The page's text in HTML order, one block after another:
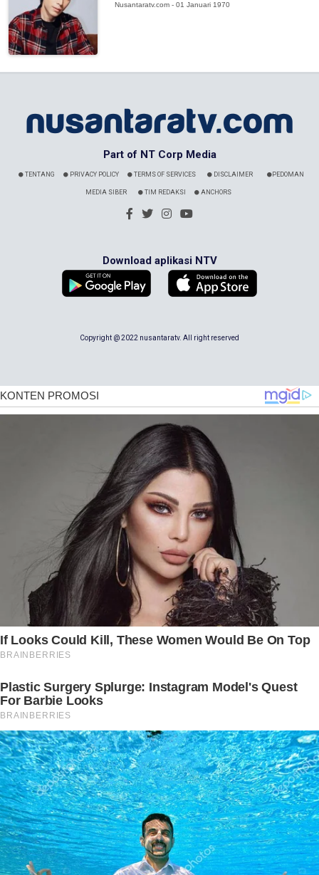
Nusantaratv.com - 01 Januari 1970
Part of NT Corp Media
TENTANG PRIVACY POLICY TERMS OF SERVICES DISCLAIMER PEDOMAN
MEDIA SIBER TIM REDAKSI ANCHORS
Download aplikasi NTV
Copyright @ 2022 nusantaratv. All right reserved